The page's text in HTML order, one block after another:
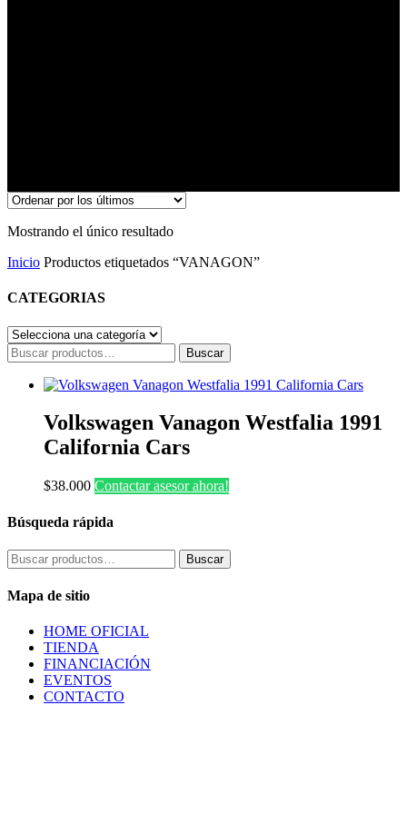
Mostrando el único resultado
Inicio Productos etiquetados “VANAGON”
CATEGORIAS
Buscar
por:
Buscar
Volkswagen Vanagon Westfalia 1991
California Cars
$38.000 Contactar asesor ahora!
Búsqueda rápida
Buscar
por:
Buscar
Mapa de sitio
HOME OFICIAL
TIENDA
FINANCIACIÓN
EVENTOS
CONTACTO